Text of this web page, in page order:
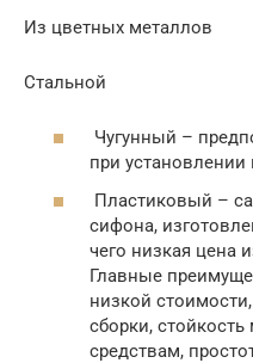
Из цветных металлов
Стальной
Чугунный –
при
Пластиковый –
сифона,
чего низкая цена
Главные
низкой
сборки,
средствам,